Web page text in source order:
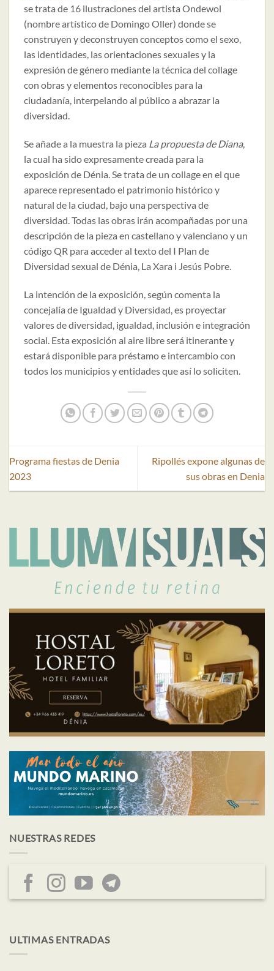
se trata de 16 ilustraciones del artista Ondewol
(nombre artístico de Domingo Oller) donde se
construyen y deconstruyen conceptos como el sexo,
las identidades, las orientaciones sexuales y la
expresión de género mediante la técnica del collage
con obras y elementos reconocibles para la
ciudadanía, interpelando al público a abrazar la
diversidad.
Se añade a la muestra la pieza La propuesta de Diana,
la cual ha sido expresamente creada para la
exposición de Dénia. Se trata de un collage en el que
aparece representado el patrimonio histórico y
natural de la ciudad, bajo una perspectiva de
diversidad. Todas las obras irán acompañadas por una
descripción de la pieza en castellano y valenciano y un
código QR para acceder al texto del I Plan de
Diversidad sexual de Dénia, La Xara i Jesús Pobre.
La intención de la exposición, según comenta la
concejalía de Igualdad y Diversidad, es proyectar
valores de diversidad, igualdad, inclusión e integración
social. Esta exposición al aire libre será itinerante y
estará disponible para préstamo e intercambio con
todos los municipios y entidades que así lo soliciten.
Programa fiestas de Denia
2023
Ripollés expone algunas de
sus obras en Denia
NUESTRAS REDES
ULTIMAS ENTRADAS